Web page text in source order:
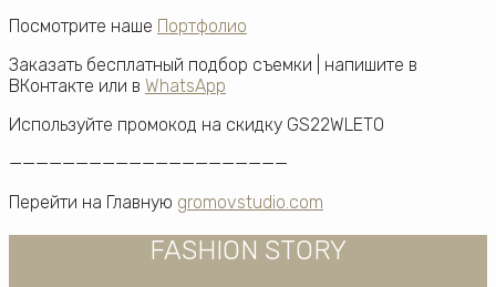
Посмотрите наше Портфолио
Заказать бесплатный подбор съемки | напишите в
ВКонтакте или в WhatsApp
Используйте промокод на скидку GS22WLETO
—————————————————————
Перейти на Главную gromovstudio.com
FASHION STORY